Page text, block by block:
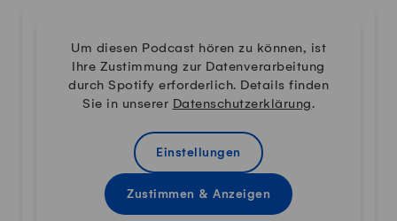
Um diesen Podcast hören zu können, ist
Ihre Zustimmung zur Datenverarbeitung
durch Spotify erforderlich. Details finden
Sie in unserer Datenschutzerklärung.
Einstellungen
Zustimmen & Anzeigen